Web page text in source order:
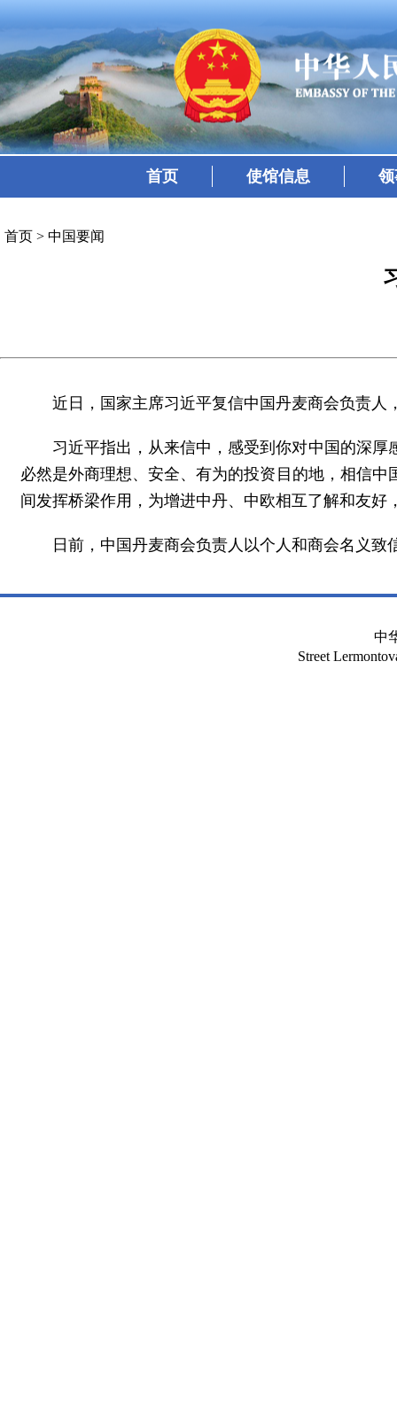
首页 使馆信息
首页 > 中国要闻
近日，国家主席习近平复信中国丹麦商会负责
习近平指出，从来信中，感受到你对中国的深
必然是外商理想、安全、有为的投资目的地，相信
间发挥桥梁作用，为增进中丹、中欧相互了解和友好
日前，中国丹麦商会负责人以个人和商会名义
中
Street